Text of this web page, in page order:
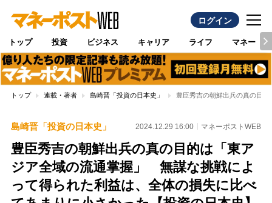
ログイン
トップ 投資 ビジネス キャリア ライフ マネー
トップ 連載・著者 島崎晋「投資の日本史」 豊臣秀吉の朝鮮出兵の真の目
島崎晋「投資の日本史」 2024.12.29 16:00 マネーポストWEB
豊臣秀吉の朝鮮出兵の真の目的は「東ア
ジア全域の流通掌握」 無謀な挑戦によ
って得られた利益は、全体の損失に比べ